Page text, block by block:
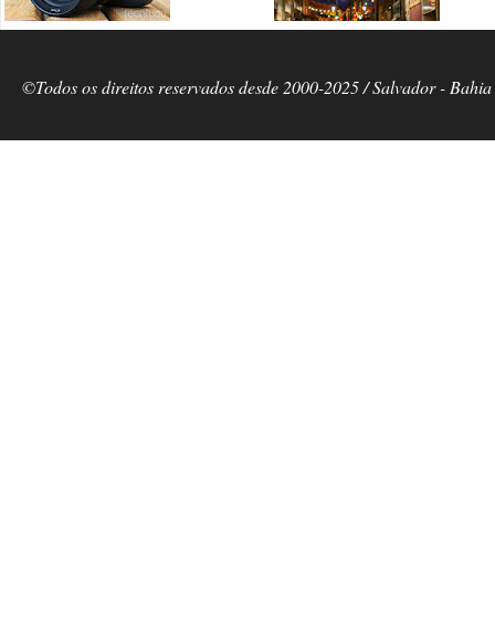
©Todos os direitos reservados desde 2000-2025 / Salvador -